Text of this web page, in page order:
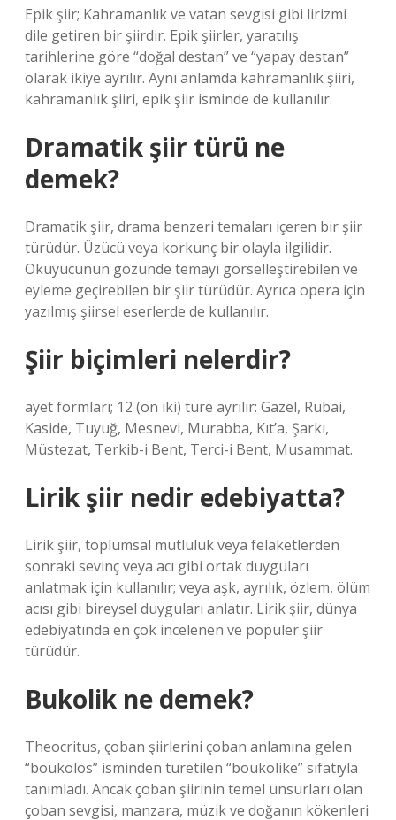
Epik şiir; Kahramanlık ve vatan sevgisi gibi lirizmi
dile getiren bir şiirdir. Epik şiirler, yaratılış
tarihlerine göre “doğal destan” ve “yapay destan”
olarak ikiye ayrılır. Aynı anlamda kahramanlık şiiri,
kahramanlık şiiri, epik şiir isminde de kullanılır.
Dramatik şiir türü ne
demek?
Dramatik şiir, drama benzeri temaları içeren bir şiir
türüdür. Üzücü veya korkunç bir olayla ilgilidir.
Okuyucunun gözünde temayı görselleştirebilen ve
eyleme geçirebilen bir şiir türüdür. Ayrıca opera için
yazılmış şiirsel eserlerde de kullanılır.
Şiir biçimleri nelerdir?
ayet formları; 12 (on iki) türe ayrılır: Gazel, Rubai,
Kaside, Tuyuğ, Mesnevi, Murabba, Kıt’a, Şarkı,
Müstezat, Terkib-i Bent, Terci-i Bent, Musammat.
Lirik şiir nedir edebiyatta?
Lirik şiir, toplumsal mutluluk veya felaketlerden
sonraki sevinç veya acı gibi ortak duyguları
anlatmak için kullanılır; veya aşk, ayrılık, özlem, ölüm
acısı gibi bireysel duyguları anlatır. Lirik şiir, dünya
edebiyatında en çok incelenen ve popüler şiir
türüdür.
Bukolik ne demek?
Theocritus, çoban şiirlerini çoban anlamına gelen
“boukolos” isminden türetilen “boukolike” sıfatıyla
tanımladı. Ancak çoban şiirinin temel unsurları olan
çoban sevgisi, manzara, müzik ve doğanın kökenleri